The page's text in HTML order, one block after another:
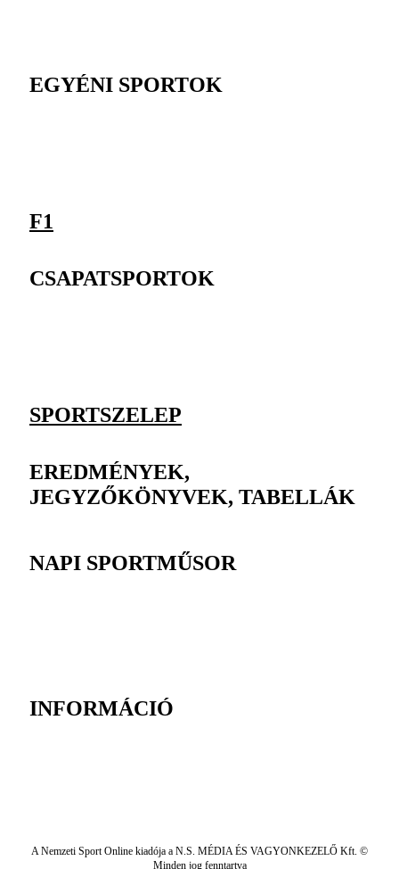
EGYÉNI SPORTOK
F1
CSAPATSPORTOK
SPORTSZELEP
EREDMÉNYEK,
JEGYZŐKÖNYVEK, TABELLÁK
NAPI SPORTMŰSOR
INFORMÁCIÓ
A Nemzeti Sport Online kiadója a N.S. MÉDIA ÉS VAGYONKEZELŐ Kft. ©
Minden jog fenntartva